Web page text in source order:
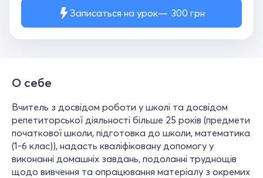
Записаться на урок 300 грн
О себе
Вчитель з досвідом роботи у школі та досвідом
репетиторської діяльності більше 25 років (предмети
початкової школи, підготовка до школи, математика
(1-6 клас)), надасть кваліфіковану допомогу у
виконанні домашніх завдань, подоланні труднощів
щодо вивчення та опрацювання матеріалу з окремих